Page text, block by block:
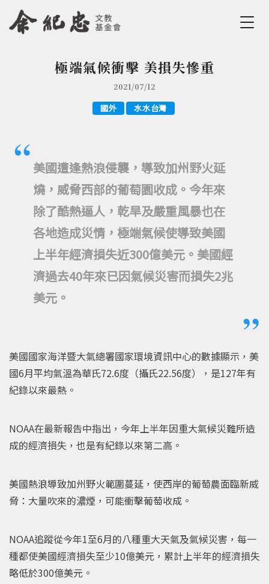
Jump to Navigation
Jump to Main content
您在這裡極端氣候衝擊 美損失慘重
2021/07/12
國外 水水台灣
美國遭逢熱浪侵襲，導致加州野火延
燒，威脅西部的葡萄園收成。今年來
除了酷熱逼人，乾旱及嚴重風暴也在
各地造成災情，極端氣候使導致美國
上半年經濟損失近300億美元。美國經
濟過去40年來已因氣候災害而損失2兆
美元。
美國國家海洋暨大氣總署國家環境資訊中心的數據顯示，美
國6月平均氣溫為華氏72.6度（攝氏22.56度），是127年有
紀錄以來最熱。
NOAA在最新報告中指出，今年上半年因重大氣候災難所造
成的經濟損失，也是有紀錄以來第二高。
美國熱浪導致加州野火範圍蔓延，使西岸的葡萄農面臨新威
脅：大量吹來的濃煙，可能衝擊葡萄收成。
NOAA追蹤從今年1至6月的八種重大天氣及氣候災害，每一
種都使美國經濟損失至少10億美元，累計上半年的經濟損失
略低於300億美元。